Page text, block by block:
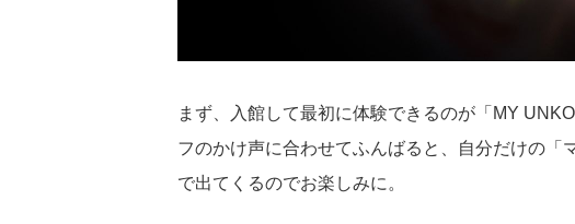
まず、入館して最初に体験できるのが「MY
フのかけ声に合わせてふんばると、自分だけの「
で出てくるのでお楽しみに。